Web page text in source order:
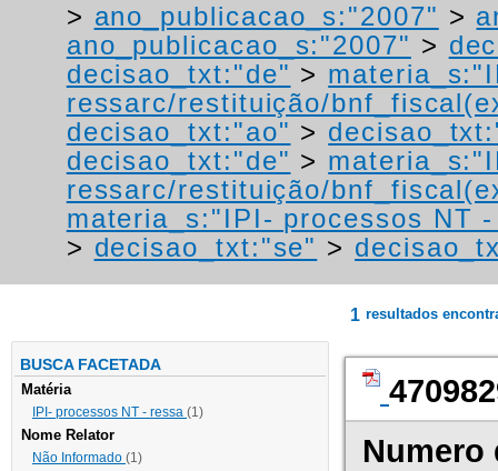
> ano_publicacao_s:"2007" >
ano_publicacao_s:"2007" >
decisao_txt:"de" >
ressarc/restituição/
decisao_txt:"ao" >
decisao_txt:"de" >
ressarc/restituição/
materia_s:"IPI- processos NT
> decisao_txt:"se" >
BUSCA FACETADA
Matéria
IPI- processos NT - ressa (1)
Nome Relator
Não Informado (1)
1 resultados
Numero